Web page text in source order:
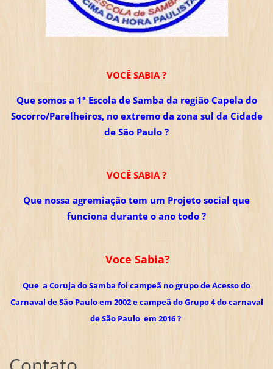
VOCÊ SABIA ?
Que somos a 1ª Escola de Samba da região Capela do
Socorro/Parelheiros, no extremo da zona sul da Cidade
de São Paulo ?
VOCÊ SABIA ?
Que nossa agremiação tem um Projeto social que
funciona durante o ano todo ?
Voce Sabia?
Que a Coruja do Samba foi campeã no grupo de Acesso do
Carnaval de São Paulo em 2002 e campeã do Grupo 4 do carnaval
de São Paulo em 2016 ?